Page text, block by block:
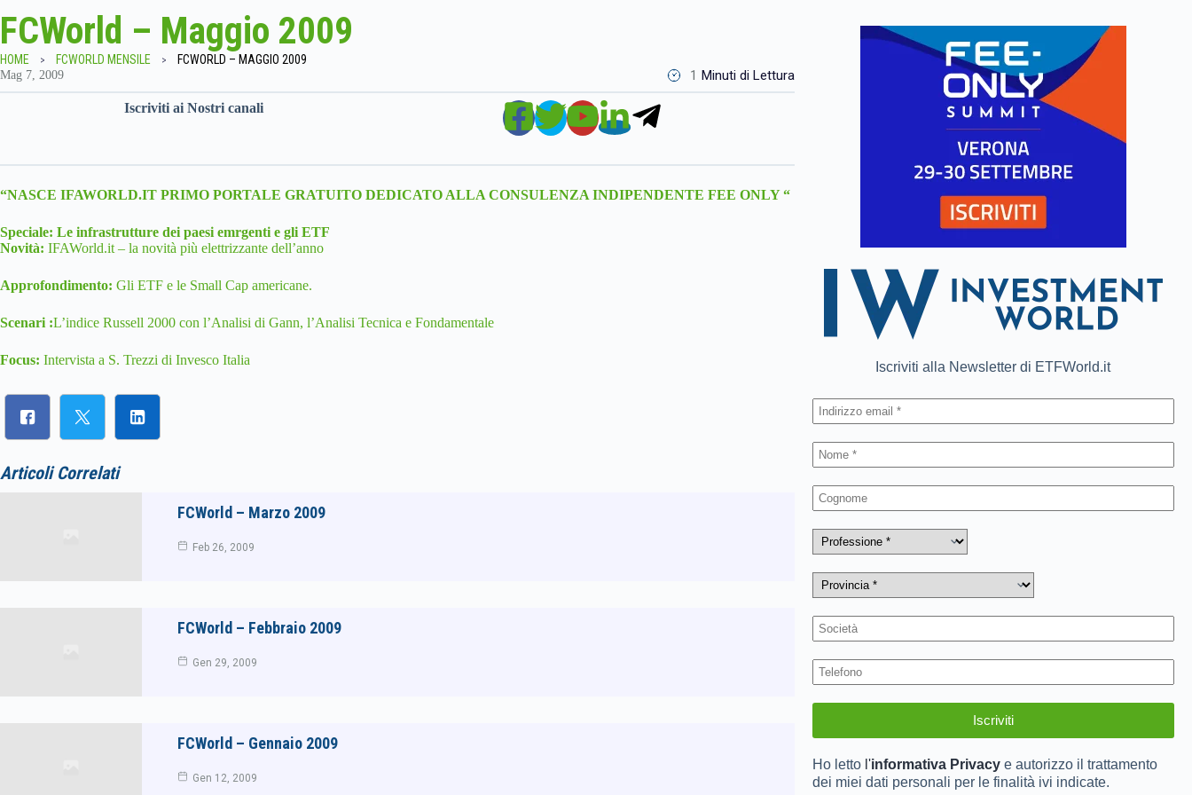
FCWorld – Maggio 2009
HOME FCWORLD MENSILE FCWORLD – MAGGIO 2009
Mag 7, 2009 1 Minuti di Lettura
Iscriviti ai Nostri canali
“NASCE IFAWORLD.IT PRIMO PORTALE GRATUITO DEDICATO ALLA CONSULENZA INDIPENDENTE FEE ONLY “
Speciale: Le infrastrutture dei paesi emrgenti e gli ETF
Novità: IFAWorld.it – la novità più elettrizzante dell’anno
Approfondimento: Gli ETF e le Small Cap americane.
Scenari :L’indice Russell 2000 con l’Analisi di Gann, l’Analisi Tecnica e Fondamentale
Focus: Intervista a S. Trezzi di Invesco Italia
Articoli Correlati
FCWorld – Marzo 2009
Feb 26, 2009
FCWorld – Febbraio 2009
Gen 29, 2009
FCWorld – Gennaio 2009
Gen 12, 2009
Iscriviti alla Newsletter di ETFWorld.it
Ho letto l'informativa Privacye autorizzo il trattamento
dei miei dati personali per le finalità ivi indicate.